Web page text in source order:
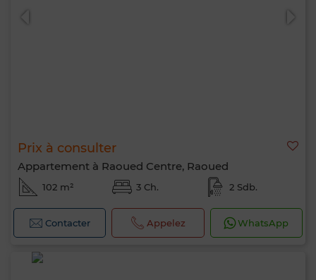
Prix à consulter
Appartement à Raoued Centre, Raoued
102 m² 3 Ch. 2 Sdb.
Contacter Appelez WhatsApp